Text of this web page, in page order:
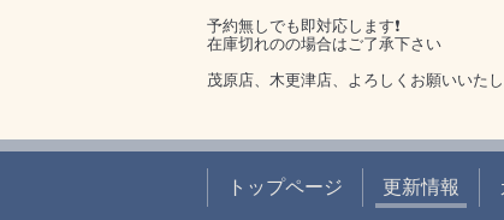
予約無しでも即対応します❗️
在庫切れのの場合はご了承下さい
茂原店、木更津店、よろしくお願いいた
トップページ 更新情報